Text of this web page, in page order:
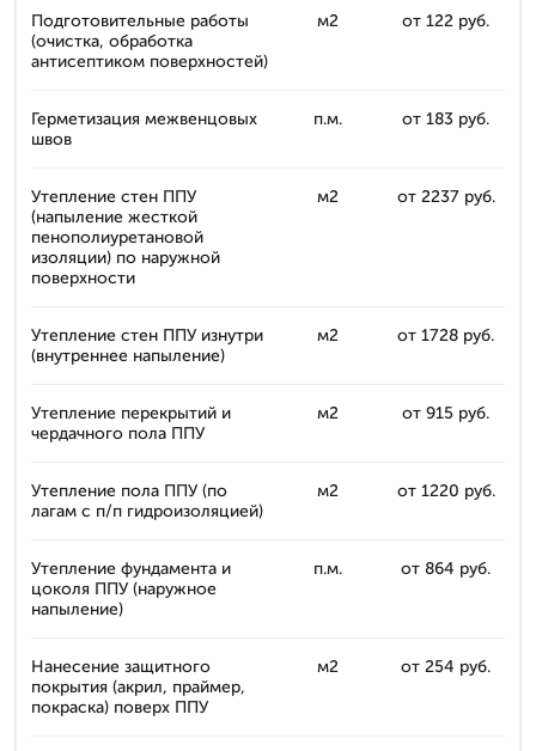
Подготовительные работы
(очистка, обработка
антисептиком поверхностей)
м2 от 122 руб.
Герметизация межвенцовых
швов
п.м. от 183 руб.
Утепление стен ППУ
(напыление жесткой
пенополиуретановой
изоляции) по наружной
поверхности
м2 от 2237 руб.
Утепление стен ППУ изнутри
(внутреннее напыление)
м2 от 1728 руб.
Утепление перекрытий и
чердачного пола ППУ
м2 от 915 руб.
Утепление пола ППУ (по
лагам с п/п гидроизоляцией)
м2 от 1220 руб.
Утепление фундамента и
цоколя ППУ (наружное
напыление)
п.м. от 864 руб.
Нанесение защитного
покрытия (акрил, праймер,
покраска) поверх ППУ
м2 от 254 руб.